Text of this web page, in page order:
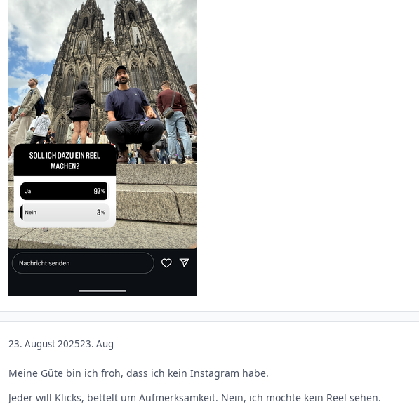
23. August 202523. Aug
Meine Güte bin ich froh, dass ich kein Instagram habe.
Jeder will Klicks, bettelt um Aufmerksamkeit. Nein, ich möchte kein Reel sehen.